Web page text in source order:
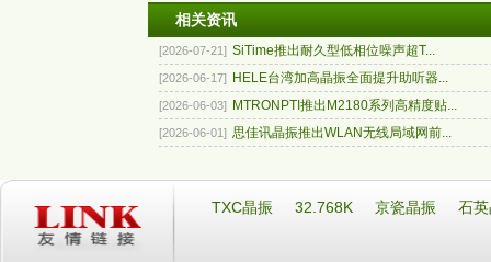
相关资讯
[2026-07-21] SiTime推出耐久型低相位噪声超T...
[2026-06-17] HELE台湾加高晶振全面提升助听器...
[2026-06-03] MTRONPTI推出M2180系列高精度贴...
[2026-06-01] 思佳讯晶振推出WLAN无线局域网前...
TXC晶振 32.768K 京瓷晶振 石